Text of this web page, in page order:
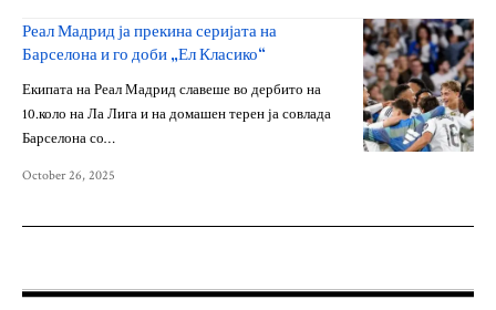
Реал Мадрид ја прекина серијата на
Барселона и го доби „Ел Класико“
Екипата на Реал Мадрид славеше во дербито на
10.коло на Ла Лига и на домашен терен ја совлада
Барселона со…
October 26, 2025